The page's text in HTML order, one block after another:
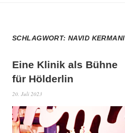
SCHLAGWORT:NAVID KERMANI
Eine Klinik als Bühne
für Hölderlin
20. Juli 2023